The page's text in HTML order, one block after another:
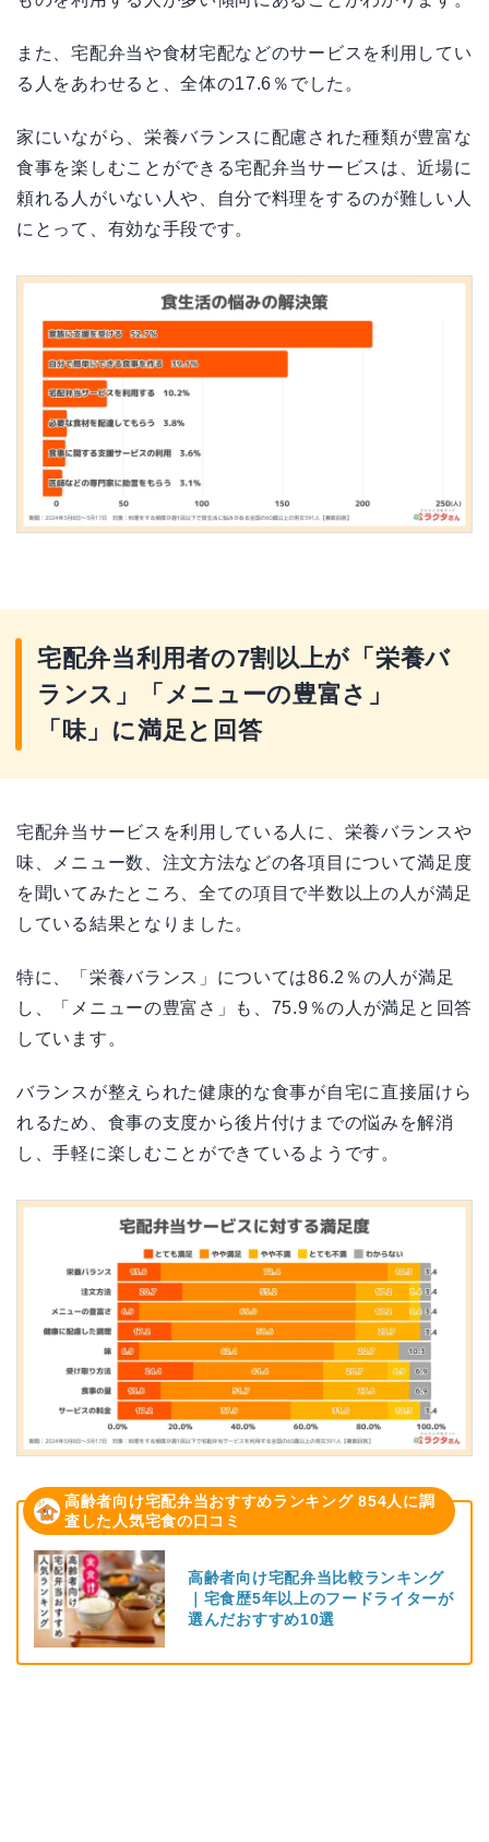
また、宅配弁当や食材宅配などのサービスを利用してい
る人をあわせると、全体の17.6％でした。
家にいながら、栄養バランスに配慮された種類が豊富な
食事を楽しむことができる宅配弁当サービスは、近場に
頼れる人がいない人や、自分で料理をするのが難しい人
にとって、有効な手段です。
宅配弁当利用者の7割以上が「栄養バ
ランス」「メニューの豊富さ」
「味」に満足と回答
宅配弁当サービスを利用している人に、栄養バランスや
味、メニュー数、注文方法などの各項目について満足度
を聞いてみたところ、全ての項目で半数以上の人が満足
している結果となりました。
特に、「栄養バランス」については86.2％の人が満足
し、「メニューの豊富さ」も、75.9％の人が満足と回答
しています。
バランスが整えられた健康的な食事が自宅に直接届けら
れるため、食事の支度から後片付けまでの悩みを解消
し、手軽に楽しむことができているようです。
高齢者向け宅配弁当おすすめランキング 854人に調
査した人気宅食の口コミ
高齢者向け宅配弁当比較ランキング
｜宅食歴5年以上のフードライターが
選んだおすすめ10選